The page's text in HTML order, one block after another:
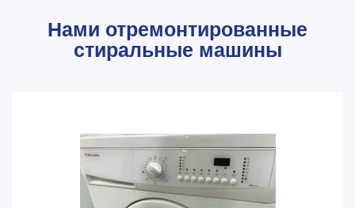
Нами отремонтированные
стиральные машины